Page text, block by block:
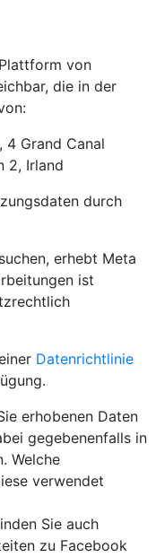
von
die in der
4 Grand Canal
2, Irland
durch
erhebt Meta
ist
Datenrichtlinie
erhobenen Daten
gegebenenfalls in
Welche
verwendet
Sie auch
zu Facebook